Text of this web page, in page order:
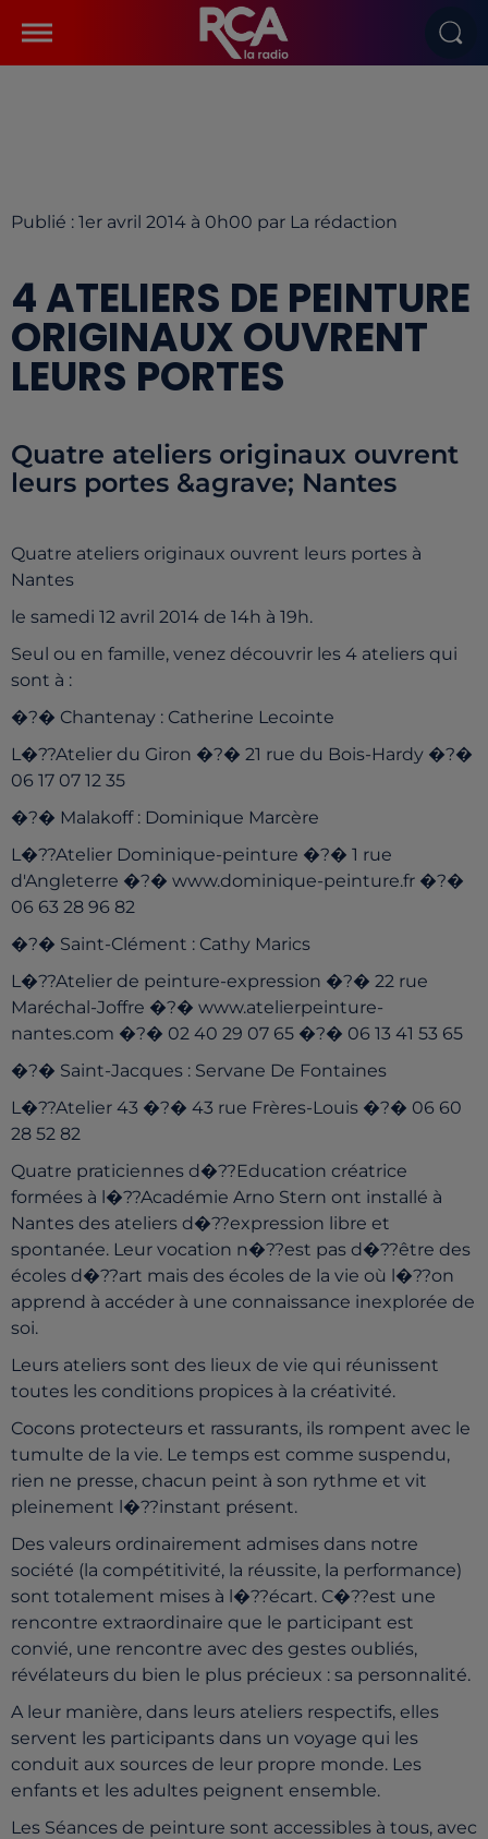
Publié : 1er avril 2014 à 0h00 par La rédaction
4 ATELIERS DE PEINTURE
ORIGINAUX OUVRENT
LEURS PORTES
Quatre ateliers originaux ouvrent
leurs portes &agrave; Nantes
Quatre ateliers originaux ouvrent leurs portes à
Nantes
le samedi 12 avril 2014 de 14h à 19h.
Seul ou en famille, venez découvrir les 4 ateliers qui
sont à :
�?� Chantenay : Catherine Lecointe
L�??Atelier du Giron �?� 21 rue du Bois-Hardy �?�
06 17 07 12 35
�?� Malakoff : Dominique Marcère
L�??Atelier Dominique-peinture �?� 1 rue
d'Angleterre �?� www.dominique-peinture.fr �?�
06 63 28 96 82
�?� Saint-Clément : Cathy Marics
L�??Atelier de peinture-expression �?� 22 rue
Maréchal-Joffre �?� www.atelierpeinture-
nantes.com �?� 02 40 29 07 65 �?� 06 13 41 53 65
�?� Saint-Jacques : Servane De Fontaines
L�??Atelier 43 �?� 43 rue Frères-Louis �?� 06 60
28 52 82
Quatre praticiennes d�??Education créatrice
formées à l�??Académie Arno Stern ont installé à
Nantes des ateliers d�??expression libre et
spontanée. Leur vocation n�??est pas d�??être des
écoles d�??art mais des écoles de la vie où l�??on
apprend à accéder à une connaissance inexplorée de
soi.
Leurs ateliers sont des lieux de vie qui réunissent
toutes les conditions propices à la créativité.
Cocons protecteurs et rassurants, ils rompent avec le
tumulte de la vie. Le temps est comme suspendu,
rien ne presse, chacun peint à son rythme et vit
pleinement l�??instant présent.
Des valeurs ordinairement admises dans notre
société (la compétitivité, la réussite, la performance)
sont totalement mises à l�??écart. C�??est une
rencontre extraordinaire que le participant est
convié, une rencontre avec des gestes oubliés,
révélateurs du bien le plus précieux : sa personnalité.
A leur manière, dans leurs ateliers respectifs, elles
servent les participants dans un voyage qui les
conduit aux sources de leur propre monde. Les
enfants et les adultes peignent ensemble.
Les Séances de peinture sont accessibles à tous, avec